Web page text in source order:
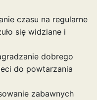
czasu na regularne
się widziane i
dobrego
do powtarzania
zabawnych